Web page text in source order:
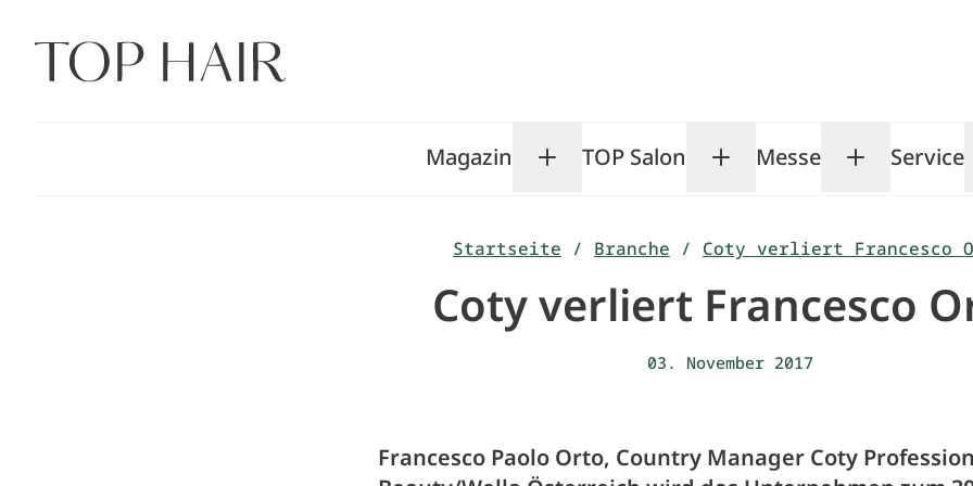
Inhalt
springen
Magazin Toggle Magazin submenu
TOP Salon Toggle TOP Salon
Messe ToggleService
Startseite / Branche / Coty verliert Francesco
Coty verliert Francesco
03. November 2017
Francesco Paolo Orto, Country Manager Coty